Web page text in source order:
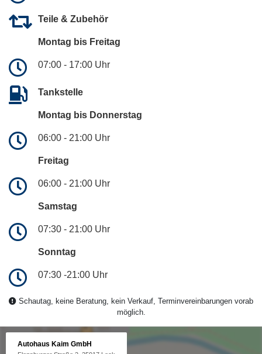
Teile & Zubehör
Montag bis Freitag
07:00 - 17:00 Uhr
Tankstelle
Montag bis Donnerstag
06:00 - 21:00 Uhr
Freitag
06:00 - 21:00 Uhr
Samstag
07:30 - 21:00 Uhr
Sonntag
07:30 -21:00 Uhr
Schautag, keine Beratung, kein Verkauf, Terminvereinbarungen vorab
möglich.
Autohaus Kaim GmbH